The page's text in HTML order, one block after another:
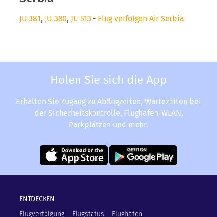
JU 381, JU 380, JU 513 - Flug verfolgen Air Serbia
Holen Sie sich die App
Erhalten Sie Zugang zu Abflugzeiten, Wartezeiten bei
der Sicherheitskontrolle, Flughafen-WLAN,
Parkplätzen und mehr.
ENTDECKEN
Flugverfolgung
Flugstatus Flughäfen